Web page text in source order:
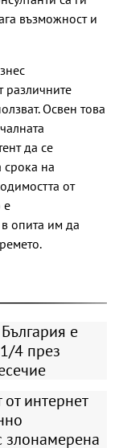
възможност и
различните
Освен това
да се
срока на
от
е
опита им да
е
4 през
интернет
злонамерена